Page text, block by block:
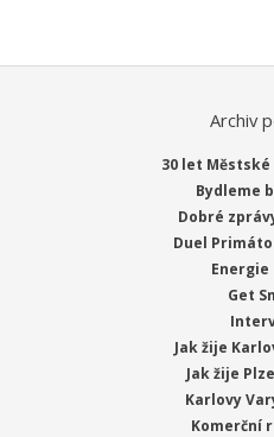
Archiv
30 let
Bydleme
Dobré
Duel
Get
Jak žije
Jak žije
Karlovy
Komerční